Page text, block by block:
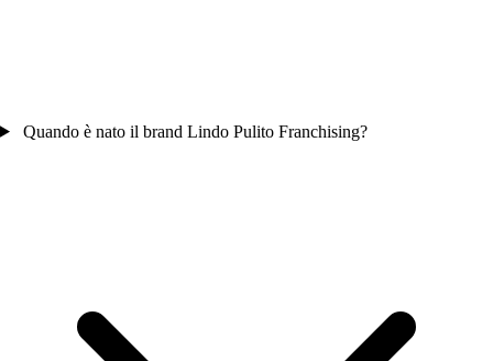
Quando è nato il brand Lindo Pulito Franchising?